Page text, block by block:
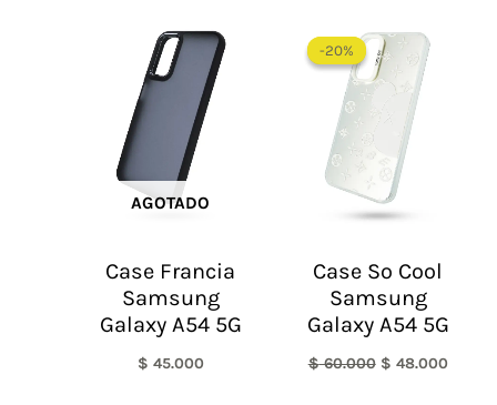
AGOTADO
Case Francia
Samsung
Galaxy A54 5G
$ 45.000
-20%
-20%
Case So Cool
Samsung
Galaxy A54 5G
$60.000
precio
original
era:
$ 60.000.
$ 48.000